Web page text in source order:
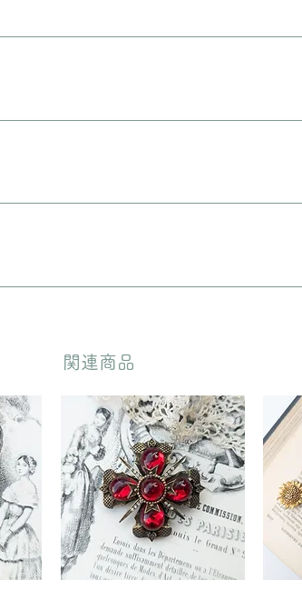
入金額が8000円以下の場合、配送料は330円で
の良いお品でも経年による小さな傷汚れがある場
かけいたします。 備考欄に”無料ギフトラッピン
​関連商品